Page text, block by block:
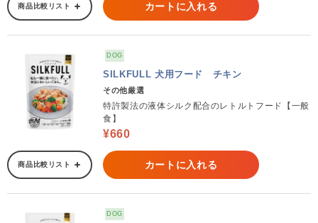
商品比較リスト カートに入れる
DOG
SILKFULL 犬用フード チキン
その他厳選
特許製法の液体シルク配合のレトルトフード【一般
食】
¥660
商品比較リスト カートに入れる
DOG